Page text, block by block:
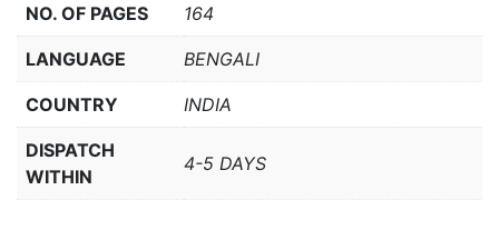
NO. OF PAGES 164
LANGUAGE BENGALI
COUNTRY INDIA
DISPATCH
WITHIN
4-5 DAYS